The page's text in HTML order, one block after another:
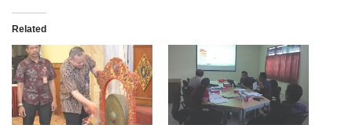
Related